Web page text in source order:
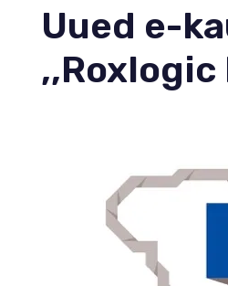
Uued e-
,,Roxlogic